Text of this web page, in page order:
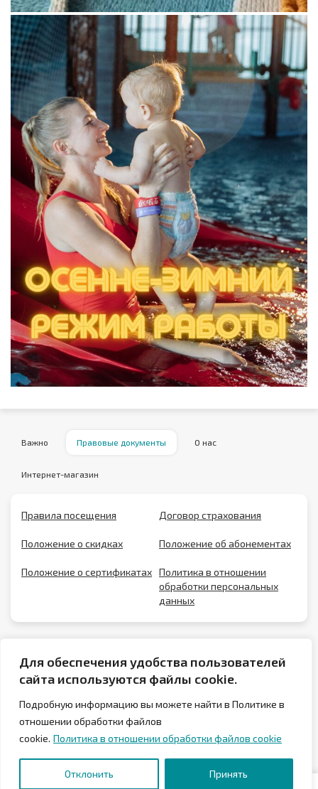
Для обеспечения удобства пользователей
сайта используются файлы cookie.
Подробную информацию вы можете найти в Политике в
отношении обработки файлов
cookie. Политика в отношении обработки файлов cookie
Отклонить Принять
Важно Правовые документы О нас
Интернет-магазин
Правила посещения Договор страхования
Положение о скидках Положение об абонементах
Положение о сертификатах Политика в отношении
обработки персональных
данных